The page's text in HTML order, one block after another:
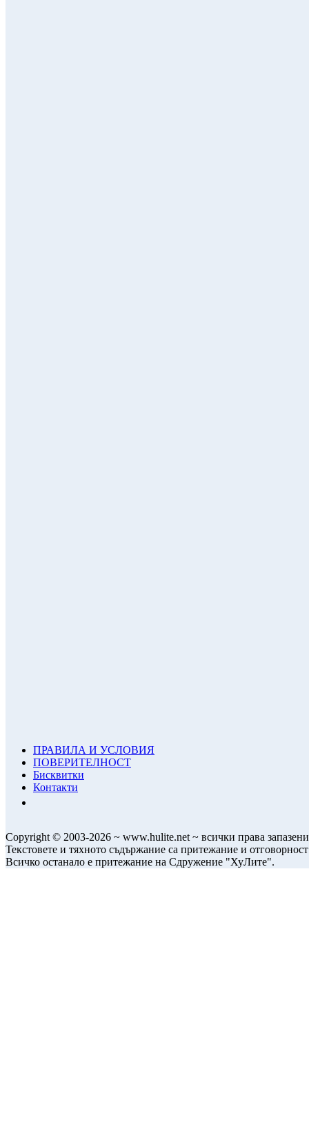
ПРАВИЛА И УСЛОВИЯ
ПОВЕРИТЕЛНОСТ
Бисквитки
Контакти
Copyright © 2003-2026 ~ www.hulite.net ~ всички права
Текстовете и тяхното съдържание са притежание и
Всичко останало е притежание на Сдружение "ХуЛите".